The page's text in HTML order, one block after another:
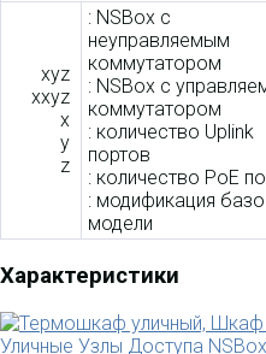
xyz
xxyz
x
y
z
: NSBox с
неуправляемым
коммутатором
: NSBox с
коммутатором
: количество Uplink
портов
: количество PoE
: модификация
модели
Характеристики